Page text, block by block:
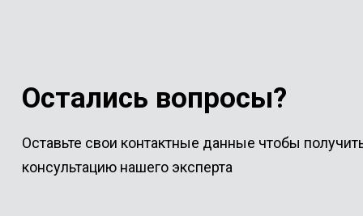
Остались вопросы?
Оставьте свои контактные данные чтобы
консультацию нашего эксперта